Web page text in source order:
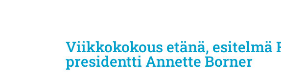
Viikkokokous etänä, esitelmä
presidentti Annette Borner